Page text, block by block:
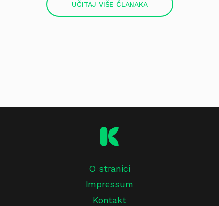
UČITAJ VIŠE ČLANAKA
O stranici
Impressum
Kontakt